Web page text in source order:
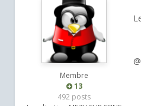
Membre
13
492 posts